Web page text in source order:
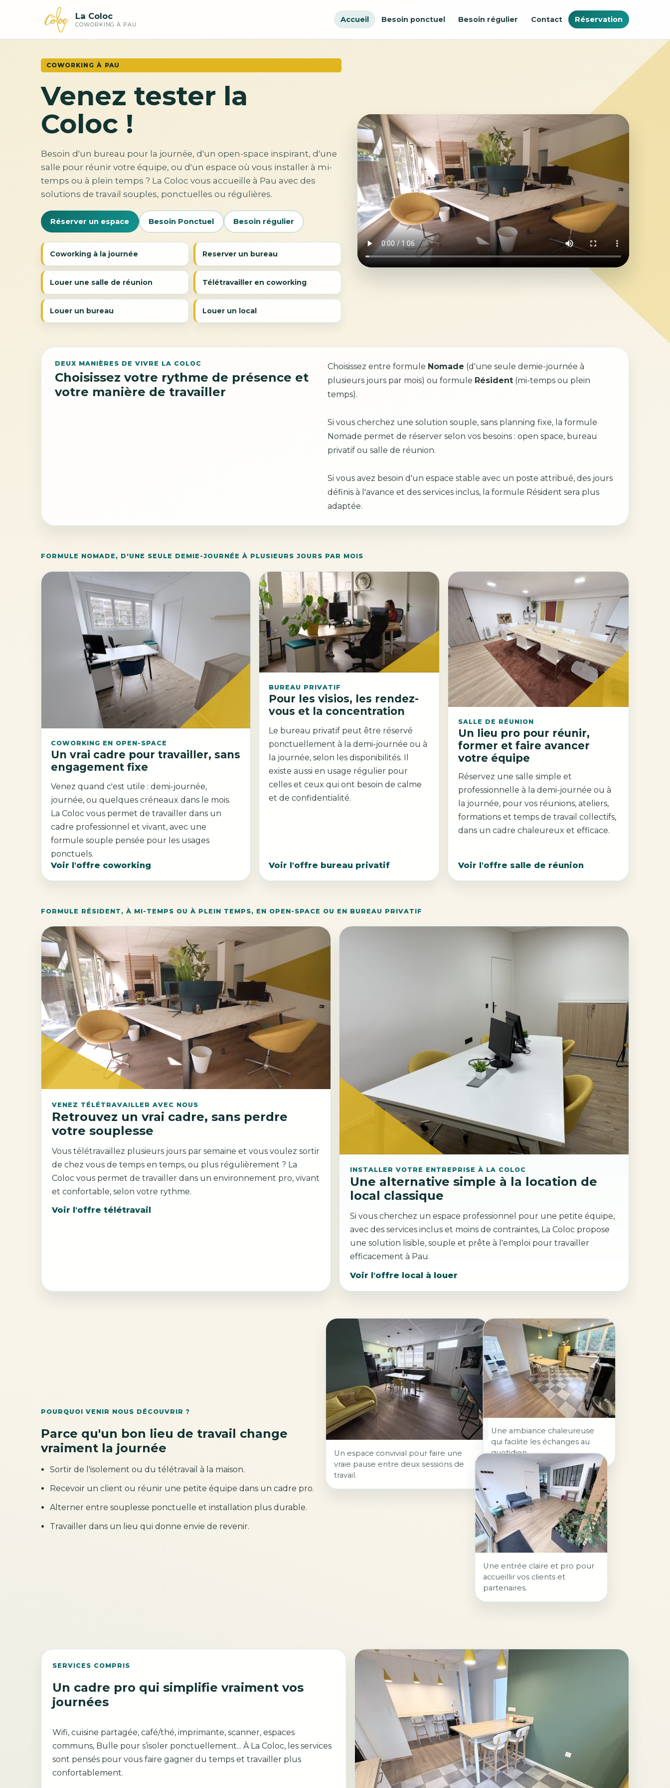
La Coloc
COWORKING À PAU
Accueil Besoin ponctuel Besoin régulier Contact Réservation
COWORKING À PAU
Venez tester la
Coloc !
Besoin d'un bureau pour la journée, d'un open-space inspirant, d'une
salle pour réunir votre équipe, ou d'un espace où vous installer à mi-
temps ou à plein temps ? La Coloc vous accueille à Pau avec des
solutions de travail souples, ponctuelles ou régulières.
Réserver un espace Besoin Ponctuel Besoin régulier
Coworking à la journée Reserver un bureau
Louer une salle de réunion Télétravailler en coworking
Louer un bureau Louer un local
DEUX MANIÈRES DE VIVRE LA COLOC
Choisissez votre rythme de présence et
votre manière de travailler
Choisissez entre formule Nomade (d'une seule demie-journée à
plusieurs jours par mois) ou formule Résident(mi-temps ou plein
temps).
Si vous cherchez une solution souple, sans planning fixe, la formule
Nomade permet de réserver selon vos besoins : open space, bureau
privatif ou salle de réunion.
Si vous avez besoin d'un espace stable avec un poste attribué, des jours
définis à l'avance et des services inclus, la formule Résident sera plus
adaptée.
FORMULE NOMADE, D'UNE SEULE DEMIE-JOURNÉE À PLUSIEURS JOURS PAR MOIS
COWORKING EN OPEN-SPACE
Un vrai cadre pour travailler, sans
engagement fixe
Venez quand c'est utile : demi-journée,
journée, ou quelques créneaux dans le mois.
La Coloc vous permet de travailler dans un
cadre professionnel et vivant, avec une
formule souple pensée pour les usages
ponctuels.
Voir l'offre coworking
BUREAU PRIVATIF
Pour les visios, les rendez-
vous et la concentration
Le bureau privatif peut être réservé
ponctuellement à la demi-journée ou à
la journée, selon les disponibilités. Il
existe aussi en usage régulier pour
celles et ceux qui ont besoin de calme
et de confidentialité.
Voir l'offre bureau privatif
SALLE DE RÉUNION
Un lieu pro pour réunir,
former et faire avancer
votre équipe
Réservez une salle simple et
professionnelle à la demi-journée ou à
la journée, pour vos réunions, ateliers,
formations et temps de travail collectifs,
dans un cadre chaleureux et efficace.
Voir l'offre salle de réunion
FORMULE RÉSIDENT, À MI-TEMPS OU À PLEIN TEMPS, EN OPEN-SPACE OU EN BUREAU PRIVATIF
VENEZ TÉLÉTRAVAILLER AVEC NOUS
Retrouvez un vrai cadre, sans perdre
votre souplesse
Vous télétravaillez plusieurs jours par semaine et vous voulez sortir
de chez vous de temps en temps, ou plus régulièrement ? La
Coloc vous permet de travailler dans un environnement pro, vivant
et confortable, selon votre rythme.
Voir l'offre télétravail
INSTALLER VOTRE ENTREPRISE À LA COLOC
Une alternative simple à la location de
local classique
Si vous cherchez un espace professionnel pour une petite équipe,
avec des services inclus et moins de contraintes, La Coloc propose
une solution lisible, souple et prête à l'emploi pour travailler
efficacement à Pau.
Voir l'offre local à louer
POURQUOI VENIR NOUS DÉCOUVRIR ?
Parce qu'un bon lieu de travail change
vraiment la journée
Sortir de l'isolement ou du télétravail à la maison.
Recevoir un client ou réunir une petite équipe dans un cadre pro.
Alterner entre souplesse ponctuelle et installation plus durable.
Travailler dans un lieu qui donne envie de revenir.
Un espace convivial pour faire une
vraie pause entre deux sessions de
travail.
Une ambiance chaleureuse
qui facilite les échanges au
quotidien.
Une entrée claire et pro pour
accueillir vos clients et
partenaires.
SERVICES COMPRIS
Un cadre pro qui simplifie vraiment vos
journées
Wifi, cuisine partagée, café/thé, imprimante, scanner, espaces
communs, Bulle pour s’isoler ponctuellement... À La Coloc, les services
sont pensés pour vous faire gagner du temps et travailler plus
confortablement.